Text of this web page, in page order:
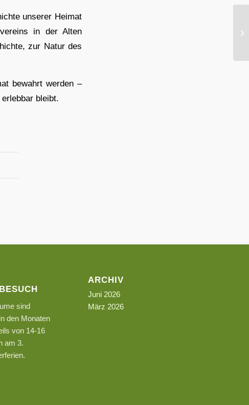
unserer Heimat
in der Alten
zur Natur des
bewahrt werden –
bleibt.
sind
den Monaten
von 14-16
am 3.
ARCHIV
Juni 2026
März 2026